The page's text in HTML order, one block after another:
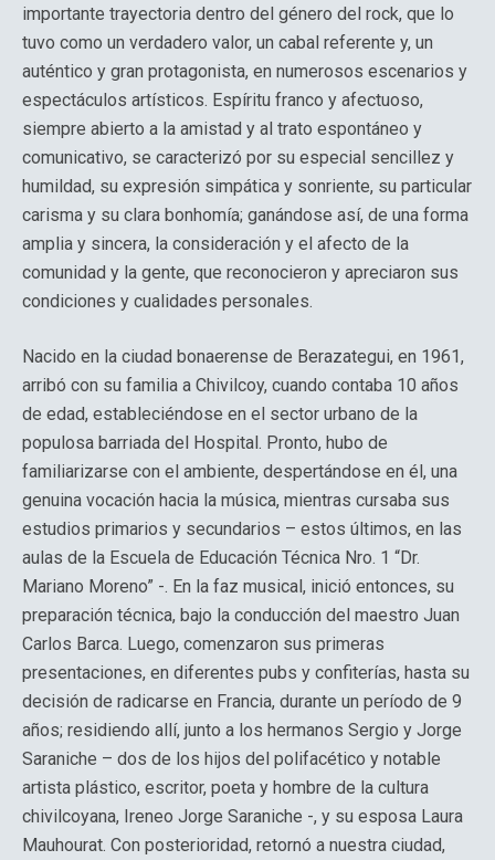
importante trayectoria dentro del género del rock, que lo
tuvo como un verdadero valor, un cabal referente y, un
auténtico y gran protagonista, en numerosos escenarios y
espectáculos artísticos. Espíritu franco y afectuoso,
siempre abierto a la amistad y al trato espontáneo y
comunicativo, se caracterizó por su especial sencillez y
humildad, su expresión simpática y sonriente, su particular
carisma y su clara bonhomía; ganándose así, de una forma
amplia y sincera, la consideración y el afecto de la
comunidad y la gente, que reconocieron y apreciaron sus
condiciones y cualidades personales.
Nacido en la ciudad bonaerense de Berazategui, en 1961,
arribó con su familia a Chivilcoy, cuando contaba 10 años
de edad, estableciéndose en el sector urbano de la
populosa barriada del Hospital. Pronto, hubo de
familiarizarse con el ambiente, despertándose en él, una
genuina vocación hacia la música, mientras cursaba sus
estudios primarios y secundarios – estos últimos, en las
aulas de la Escuela de Educación Técnica Nro. 1 “Dr.
Mariano Moreno” -. En la faz musical, inició entonces, su
preparación técnica, bajo la conducción del maestro Juan
Carlos Barca. Luego, comenzaron sus primeras
presentaciones, en diferentes pubs y confiterías, hasta su
decisión de radicarse en Francia, durante un período de 9
años; residiendo allí, junto a los hermanos Sergio y Jorge
Saraniche – dos de los hijos del polifacético y notable
artista plástico, escritor, poeta y hombre de la cultura
chivilcoyana, Ireneo Jorge Saraniche -, y su esposa Laura
Mauhourat. Con posterioridad, retornó a nuestra ciudad,